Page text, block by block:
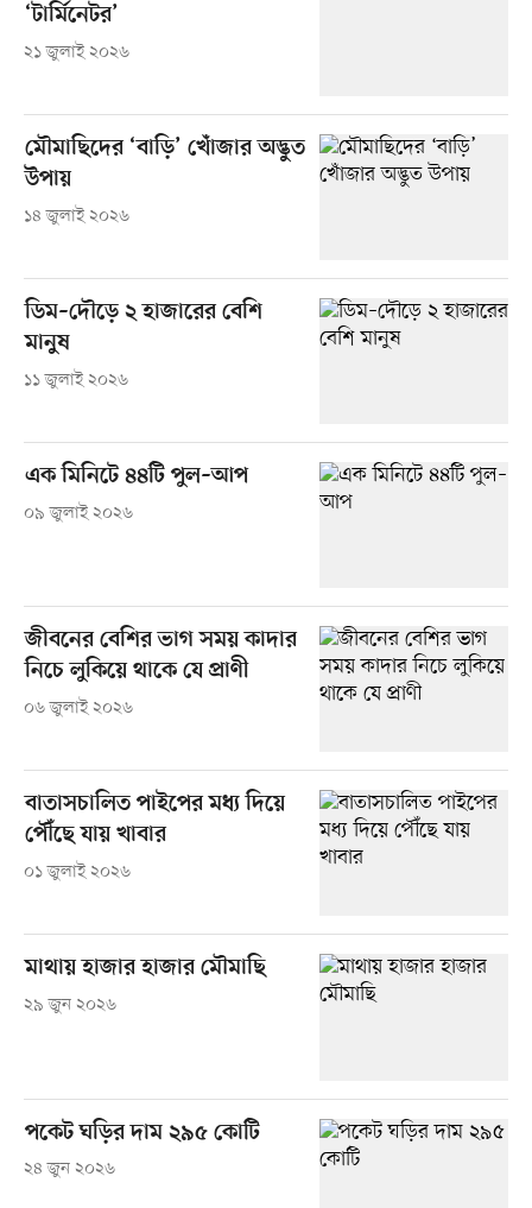
‘টার্মিনেটর’
২১ জুলাই ২০২৬
মৌমাছিদের ‘বাড়ি’ খোঁজার অদ্ভুত
উপায়
১৪ জুলাই ২০২৬
ডিম–দৌড়ে ২ হাজারের বেশি
মানুষ
১১ জুলাই ২০২৬
এক মিনিটে ৪৪টি পুল–আপ
০৯ জুলাই ২০২৬
জীবনের বেশির ভাগ সময় কাদার
নিচে লুকিয়ে থাকে যে প্রাণী
০৬ জুলাই ২০২৬
বাতাসচালিত পাইপের মধ্য দিয়ে
পৌঁছে যায় খাবার
০১ জুলাই ২০২৬
মাথায় হাজার হাজার মৌমাছি
২৯ জুন ২০২৬
পকেট ঘড়ির দাম ২৯৫ কোটি
২৪ জুন ২০২৬